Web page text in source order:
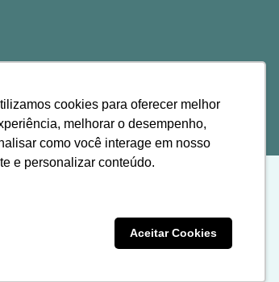
cookies para oferecer melhor
melhorar o desempenho,
como você interage em nosso
e personalizar conteúdo.
Aceitar Cookies